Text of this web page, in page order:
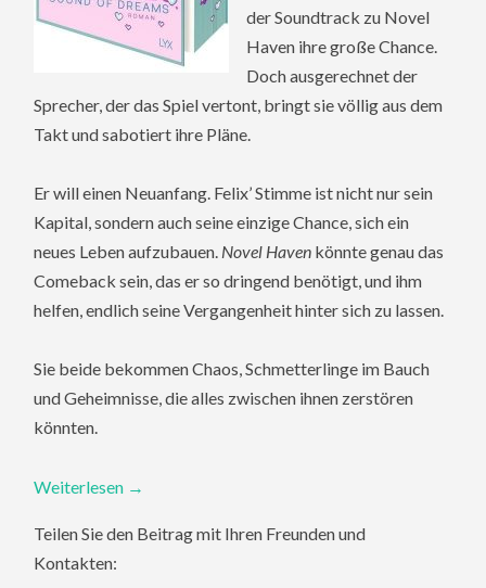
der Soundtrack zu Novel
Haven ihre große Chance.
Doch ausgerechnet der
Sprecher, der das Spiel vertont, bringt sie völlig aus dem
Takt und sabotiert ihre Pläne.
Er will einen Neuanfang. Felix’ Stimme ist nicht nur sein
Kapital, sondern auch seine einzige Chance, sich ein
neues Leben aufzubauen. Novel Haven könnte genau das
Comeback sein, das er so dringend benötigt, und ihm
helfen, endlich seine Vergangenheit hinter sich zu lassen.
Sie beide bekommen Chaos, Schmetterlinge im Bauch
und Geheimnisse, die alles zwischen ihnen zerstören
könnten.
Weiterlesen →
Teilen Sie den Beitrag mit Ihren Freunden und
Kontakten: